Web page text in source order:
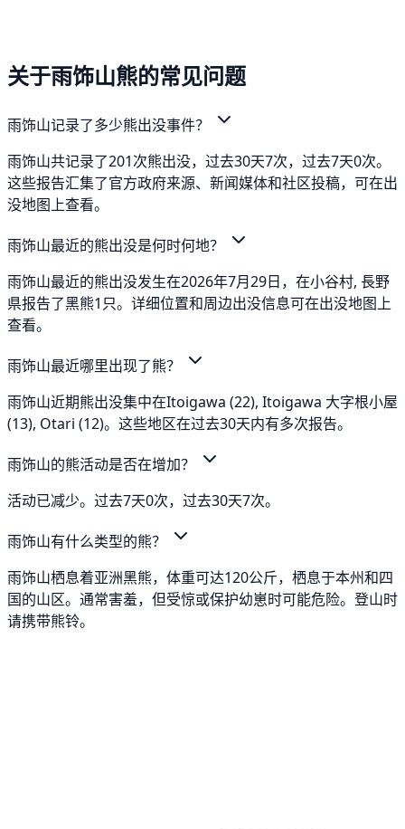
关于雨饰山熊的常见问题
雨饰山记录了多少熊出没事件？
雨饰山共记录了201次熊出没，过去30天7次，过去7天0次。
这些报告汇集了官方政府来源、新闻媒体和社区投稿，可在出
没地图上查看。
雨饰山最近的熊出没是何时何地？
雨饰山最近的熊出没发生在2026年7月29日，在小谷村, 長野
県报告了黑熊1只。详细位置和周边出没信息可在出没地图上
查看。
雨饰山最近哪里出现了熊？
雨饰山近期熊出没集中在Itoigawa (22), Itoigawa 大字根小屋
(13), Otari (12)。这些地区在过去30天内有多次报告。
雨饰山的熊活动是否在增加？
活动已减少。过去7天0次，过去30天7次。
雨饰山有什么类型的熊？
雨饰山栖息着亚洲黑熊，体重可达120公斤，栖息于本州和四
国的山区。通常害羞，但受惊或保护幼崽时可能危险。登山时
请携带熊铃。